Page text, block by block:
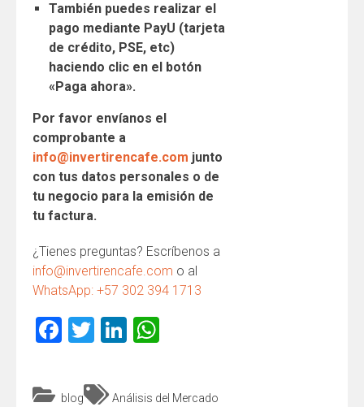
También puedes realizar el
pago mediante PayU (tarjeta
de crédito, PSE, etc)
haciendo clic en el botón
«Paga ahora».
Por favor envíanos el
comprobante a
info@invertirencafe.com junto
con tus datos personales o de
tu negocio para la emisión de
tu factura.
¿Tienes preguntas? Escríbenos a
info@invertirencafe.com o al
WhatsApp: +57 302 394 1713
Facebook
TwitterLinkedIn
blog
Análisis del Mercado